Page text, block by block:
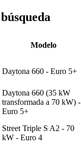
Modelo
Daytona 660 - Euro 5+
Daytona 660 (35 kW
transformada a 70 kW) -
Euro 5+
Street Triple S A2 - 70
kW - Euro 4